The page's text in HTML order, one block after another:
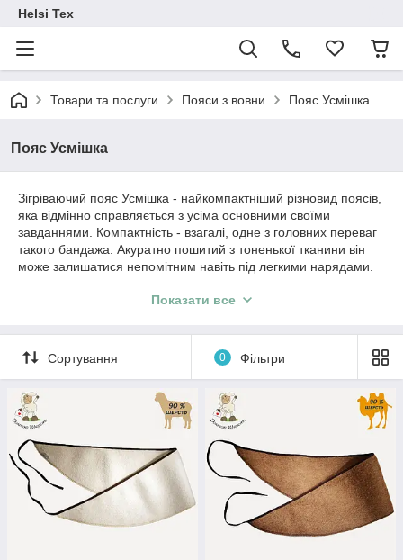
Helsi Tex
Товари та послуги Пояси з вовни Пояс Усмішка
Пояс Усмішка
Зігріваючий пояс Усмішка - найкомпактніший різновид поясів,
яка відмінно справляється з усіма основними своїми
завданнями. Компактність - взагалі, одне з головних переваг
такого бандажа. Акуратно пошитий з тоненької тканини він
може залишатися непомітним навіть під легкими нарядами.
посилюється кровотік, поліпшується метаболізм, зникає
хворобливість при різних ревматологічних та запальних
захворюваннях. Пояс Усмішка зручний в експлуатації, при
необхідності максимально допустимий обсяг збільшується до
135 см за допомогою додаткових зав'язок.
Наша торгова марка шиє пояса з овечої, собачої і верблюжої
шерсті. Використовувані у виробництві тканини натуральні та
гіпоалергенні.
Показати все
Сортування 0 Фільтри